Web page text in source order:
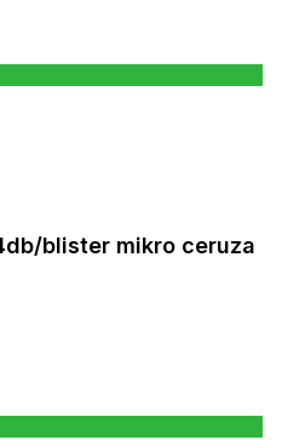
blister mikro ceruza